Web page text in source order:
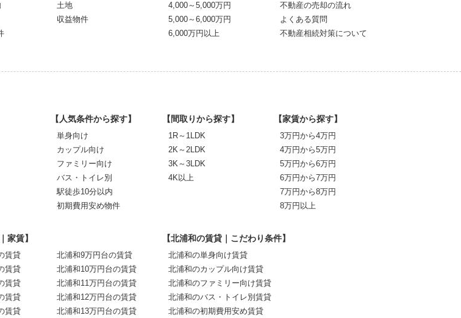
土地
収益物件
4,000～5,000万円
5,000～6,000万円
6,000万円以上
不動産の売却の流れ
よくある質問
不動産相続対策について
【人気条件から探す】
単身向け
カップル向け
ファミリー向け
バス・トイレ別
駅徒歩10分以内
初期費用安め物件
【間取りから探す】
1R～1LDK
2K～2LDK
3K～3LDK
4K以上
【家賃から探す】
3万円から4万円
4万円から5万円
5万円から6万円
6万円から7万円
7万円から8万円
8万円以上
家賃】
賃貸
賃貸
賃貸
賃貸
賃貸
北浦和9万円台の賃貸
北浦和10万円台の賃貸
北浦和11万円台の賃貸
北浦和12万円台の賃貸
北浦和13万円台の賃貸
【北浦和の賃貸｜こだわり条件】
北浦和の単身向け賃貸
北浦和のカップル向け賃貸
北浦和のファミリー向け賃貸
北浦和のバス・トイレ別賃貸
北浦和の初期費用安め賃貸